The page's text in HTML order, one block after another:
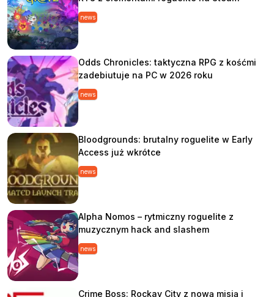
news
Odds Chronicles: taktyczna RPG z kośćmi
zadebiutuje na PC w 2026 roku
news
Bloodgrounds: brutalny roguelite w Early
Access już wkrótce
news
Alpha Nomos – rytmiczny roguelite z
muzycznym hack and slashem
news
Crime Boss: Rockay City z nową misją i